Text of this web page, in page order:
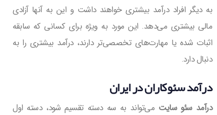
به دیگر افراد درآمد بیشتری خواهند داشت و این به آنها آزادی
مالی بیشتری می‌دهد. این مورد به ویژه برای کسانی که سابقه
اثبات شده یا مهارت‌های تخصصی‌تر دارند، درآمد بیشتری را به
دنبال دارد.
درآمد سئوکاران در ایران
درآمد سئو سایت می‌تواند به سه دسته تقسیم شود، دسته اول